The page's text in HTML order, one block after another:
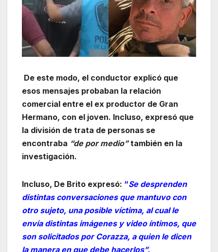
De este modo, el conductor explicó que
esos mensajes probaban la relación
comercial entre el ex productor de Gran
Hermano, con el joven. Incluso, expresó que
la división de trata de personas se
encontraba “de por medio”también en la
investigación.
Incluso, De Brito expresó: “Se desprenden
distintas conversaciones que mantuvo con
otro sujeto, una posible víctima, al cual le
envía distintas imágenes y video íntimos, que
son solicitados por Corazza, a quien le dicen
la manera en que debe hacerlos”.